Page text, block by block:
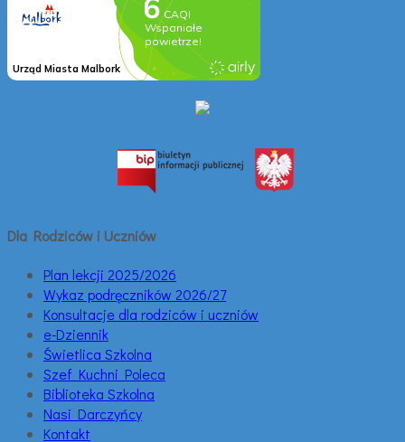
Dla Rodziców i Uczniów
Plan lekcji 2025/2026
Wykaz podręczników 2026/27
Konsultacje dla rodziców i uczniów
e-Dziennik
Świetlica Szkolna
Szef Kuchni Poleca
Biblioteka Szkolna
Nasi Darczyńcy
Kontakt